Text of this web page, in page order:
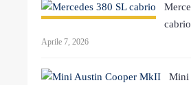
cabrio
Aprile 7, 2026
Mini